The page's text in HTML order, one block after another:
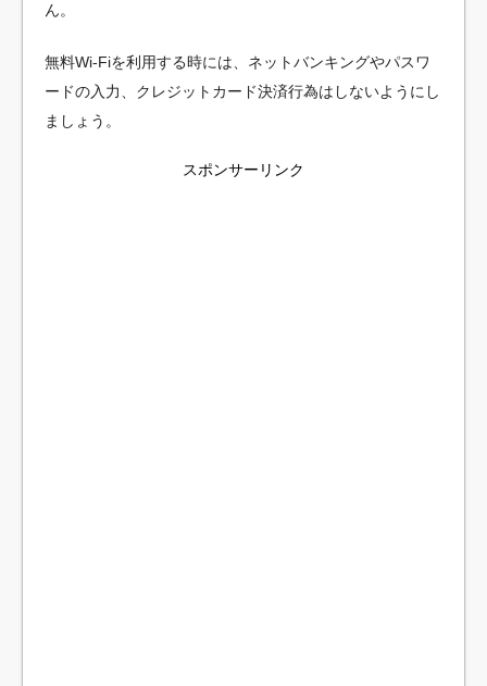
ん。
無料Wi-Fiを利用する時には、ネットバンキングやパスワ
ードの入力、クレジットカード決済行為はしないようにし
ましょう。
スポンサーリンク